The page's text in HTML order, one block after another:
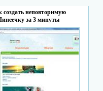
создать неповторимую
за 3 минуты